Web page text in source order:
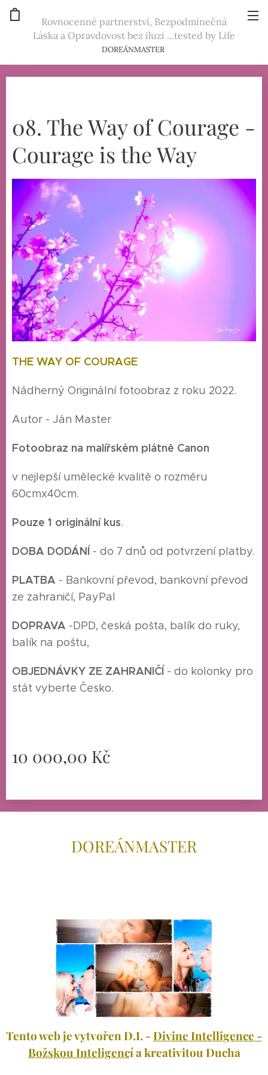
Rovnocenné partnerství, Bezpodmínečná
Láska a Opravdovost bez iluzí ...tested by Life
DOREÁNMASTER
08. The Way of Courage -
Courage is the Way
THE WAY OF COURAGE
Nádherný Originální fotoobraz z roku 2022.
Autor - Ján Master
Fotoobraz na malířském plátně Canon
v nejlepší umělecké kvalitě o rozměru
60cmx40cm.
Pouze 1 originální kus.
DOBA DODÁNÍ - do 7 dnů od potvrzení platby.
PLATBA - Bankovní převod, bankovní převod
ze zahraničí, PayPal
DOPRAVA -DPD, česká pošta, balík do ruky,
balík na poštu,
OBJEDNÁVKY ZE ZAHRANIČÍ - do kolonky pro
stát vyberte Česko.
10 000,00 Kč
DOREÁNMASTER
Tento web je vytvořen D.I. -Divine Intelligence -
Božskou Inteligencí a kreativitou Ducha